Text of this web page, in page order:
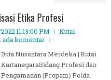
Etika Profesi
11:13:00 PM
Kutai
ada komentar
Duta Nusantara Merdeka | Kutai
KartanegaraBidang Profesi dan
Pengamanan (Propam) Polda